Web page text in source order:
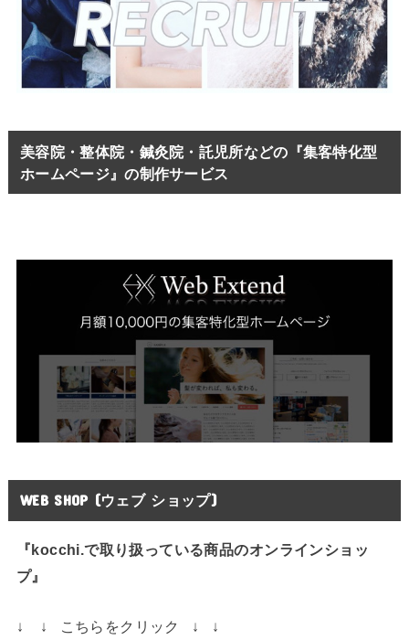
美容院・整体院・鍼灸院・託児所などの『集客特化型
ホームページ』の制作サービス
WEB SHOP (ウェブ ショップ)
『kocchi.で取り扱っている商品のオンラインショッ
プ』
↓ ↓ こちらをクリック ↓ ↓